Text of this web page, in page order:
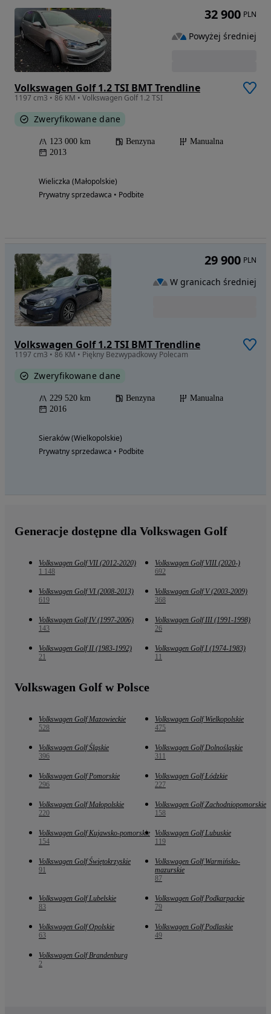
Volkswagen Golf 1.2 TSI BMT Trendline
1197 cm3 • 86 KM • Volkswagen Golf 1.2 TSI
Zweryfikowane dane
123 000 km Benzyna
Manualna
2013
Wieliczka (Małopolskie)
Prywatny sprzedawca • Podbite
32 900 PLN
Powyżej średniej
Volkswagen Golf 1.2 TSI BMT Trendline
1197 cm3 • 86 KM • Piękny Bezwypadkowy Polecam
Zweryfikowane dane
229 520 km Benzyna
Manualna
2016
Sieraków (Wielkopolskie)
Prywatny sprzedawca • Podbite
29 900 PLN
W granicach średniej
Generacje dostępne dla Volkswagen Golf
Volkswagen Golf VII (2012-2020)
1 148
Volkswagen Golf VIII (2020-)
692
Volkswagen Golf VI (2008-2013)
619
Volkswagen Golf V (2003-2009)
368
Volkswagen Golf IV (1997-2006)
143
Volkswagen Golf III (1991-1998)
26
Volkswagen Golf II (1983-1992)
21
Volkswagen Golf I (1974-1983)
11
Volkswagen Golf w Polsce
Volkswagen Golf Mazowieckie
528
Volkswagen Golf Wielkopolskie
475
Volkswagen Golf Śląskie
396
Volkswagen Golf Dolnośląskie
311
Volkswagen Golf Pomorskie
296
Volkswagen Golf Łódzkie
227
Volkswagen Golf Małopolskie
220
Volkswagen Golf Zachodniopomorskie
158
Volkswagen Golf Kujawsko-pomorskie
154
Volkswagen Golf Lubuskie
119
Volkswagen Golf Świętokrzyskie
91
Volkswagen Golf Warmińsko-
mazurskie
87
Volkswagen Golf Lubelskie
83
Volkswagen Golf Podkarpackie
79
Volkswagen Golf Opolskie
63
Volkswagen Golf Podlaskie
49
Volkswagen Golf Brandenburg
2